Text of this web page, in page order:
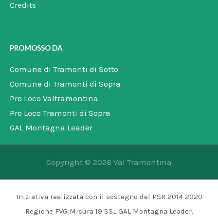
Credits
PROMOSSO DA
Comune di Tramonti di Sotto
Comune di Tramonti di Sopra
Pro Loco Valtramontina
Pro Loco Tramonti di Sopra
GAL Montagna Leader
Copyright © 2026 Val Tramontina
Iniziativa realizzata con il sostegno del PSR 2014 2020
Regione FVG Misura 19 SSL GAL Montagna Leader.